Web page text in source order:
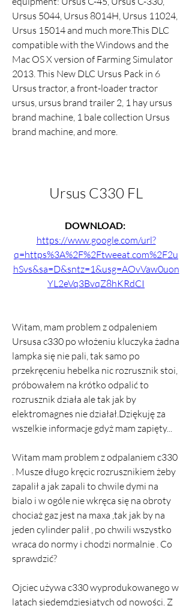
Ursus 5044, Ursus 8014H, Ursus 11024,
Ursus 15014 and much more.This DLC
compatible with the Windows and the
Mac OS X version of Farming Simulator
2013. This New DLC Ursus Pack in 6
Ursus tractor, a front-loader tractor
ursus, ursus brand trailer 2, 1 hay ursus
brand machine, 1 bale collection Ursus
brand machine, and more.
Ursus C330 FL
https://www.google.com/url?
q=https%3A%2F%2Ftweeat.com%2F2u
hSvs&sa=D&sntz=1&usg=AOvVaw0uon
YL2eVq3BvqZ8hKRdCI
Witam, mam problem z odpaleniem
Ursusa c330 po włożeniu kluczyka żadna
lampka się nie pali, tak samo po
przekręceniu hebelka nic rozrusznik stoi,
próbowałem na krótko odpalić to
rozrusznik działa ale tak jak by
elektromagnes nie działał.Dziękuję za
wszelkie informacje gdyż mam zapięty...
Witam mam problem z odpalaniem c330
. Musze długo kręcic rozrusznikiem żeby
zapalił a jak zapali to chwile dymi na
bialo i w ogóle nie wkręca się na obroty
chociaż gaz jest na maxa ,tak jak by na
jeden cylinder palił , po chwili wszystko
wraca do normy i chodzi normalnie . Co
sprawdzić?
Ojciec używa c330 wyprodukowanego w
latach siedemdziesiątych od nowości. Z